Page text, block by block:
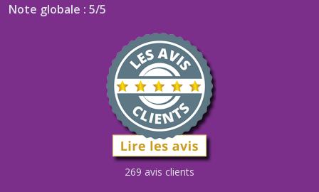
Note globale : 5/5
269 avis clients